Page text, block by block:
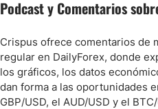
Podcast y Comentarios
Crispus ofrece comentarios de
regular en DailyForex, donde
los gráficos, los datos
dan forma a las oportunidades
GBP/USD, el AUD/USD y el